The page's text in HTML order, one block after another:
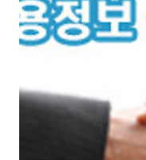
별 1위를 확고히 유지했다.
우건설, 현대건설, 포스코건
산업, SK건설, 롯데건설, 현